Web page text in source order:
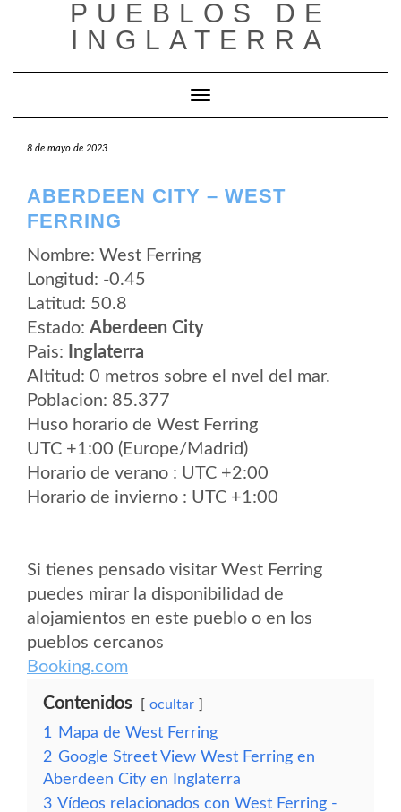
PUEBLOS DE
INGLATERRA
Cambiar modo de navegación
8 de mayo de 2023
ABERDEEN CITY – WEST
FERRING
Nombre: West Ferring
Longitud: -0.45
Latitud: 50.8
Estado: Aberdeen City
Pais:
Inglaterra
Altitud: 0 metros sobre el nvel del mar.
Poblacion: 85.377
Huso horario de West Ferring
UTC +1:00 (Europe/Madrid)
Horario de verano : UTC +2:00
Horario de invierno : UTC +1:00
Si tienes pensado visitar West Ferring
puedes mirar la disponibilidad de
alojamientos en este pueblo o en los
pueblos cercanos
Booking.com
Contenidos ocultar
1
Mapa de West Ferring
2 Google Street View West Ferring en
Aberdeen City en Inglaterra
3 Vídeos relacionados con West Ferring -